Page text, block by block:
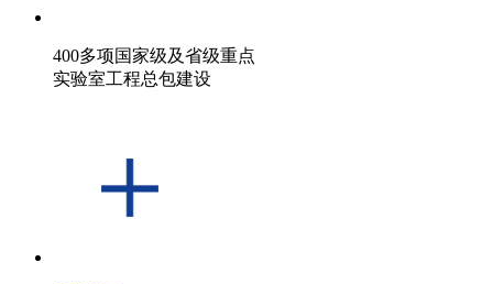
400多项国家级及省级重点
实验室工程总包建设